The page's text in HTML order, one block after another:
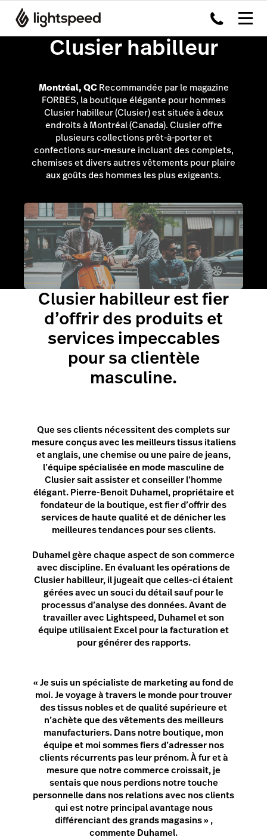
Clusier habilleur
Montréal, QCRecommandée par le magazine
FORBES, la boutique élégante pour hommes
Clusier habilleur (Clusier) est située à deux
endroits à Montréal (Canada). Clusier offre
plusieurs collections prêt-à-porter et
confections sur-mesure incluant des complets,
chemises et divers autres vêtements pour plaire
aux goûts des hommes les plus exigeants.
Clusier habilleur est fier
d’offrir des produits et
services impeccables
pour sa clientèle
masculine.
Que ses clients nécessitent des complets sur
mesure conçus avec les meilleurs tissus italiens
et anglais, une chemise ou une paire de jeans,
l’équipe spécialisée en mode masculine de
Clusier sait assister et conseiller l’homme
élégant. Pierre-Benoit Duhamel, propriétaire et
fondateur de la boutique, est fier d’offrir des
services de haute qualité et de dénicher les
meilleures tendances pour ses clients.
Duhamel gère chaque aspect de son commerce
avec discipline. En évaluant les opérations de
Clusier habilleur, il jugeait que celles-ci étaient
gérées avec un souci du détail sauf pour le
processus d’analyse des données. Avant de
travailler avec Lightspeed, Duhamel et son
équipe utilisaient Excel pour la facturation et
pour générer des rapports.
« Je suis un spécialiste de marketing au fond de
moi. Je voyage à travers le monde pour trouver
des tissus nobles et de qualité supérieure et
n’achète que des vêtements des meilleurs
manufacturiers. Dans notre boutique, mon
équipe et moi sommes fiers d’adresser nos
clients récurrents pas leur prénom. À fur et à
mesure que notre commerce croissait, je
sentais que nous perdions notre touche
personnelle dans nos relations avec nos clients
qui est notre principal avantage nous
différenciant des grands magasins » ,
commente Duhamel.